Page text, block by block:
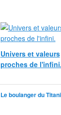
Univers et valeurs
proches de l'infini.
Le boulanger du